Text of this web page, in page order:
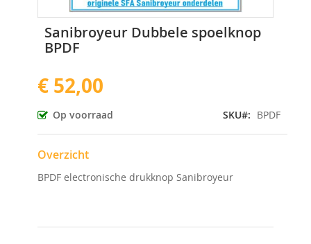
Sanibroyeur Dubbele spoelknop
BPDF
€ 52,00
Op voorraad SKU BPDF
Overzicht
BPDF electronische drukknop Sanibroyeur
naar
het
van
de
afbeeldingen-
gallerij